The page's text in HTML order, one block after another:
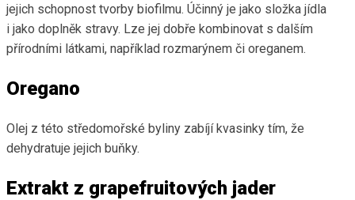
jejich schopnost tvorby biofilmu. Účinný je jako složka jídla
i jako doplněk stravy. Lze jej dobře kombinovat s dalším
přírodními látkami, například rozmarýnem či oreganem.
Oregano
Olej z této středomořské byliny zabíjí kvasinky tím, že
dehydratuje jejich buňky.
Extrakt z grapefruitových jader